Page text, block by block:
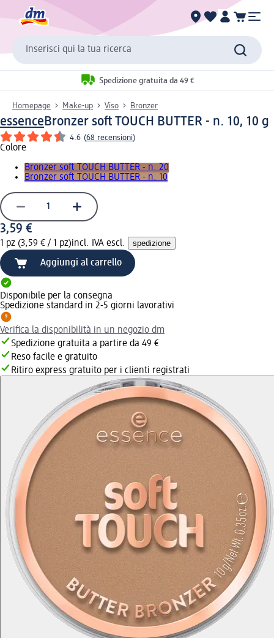
Inserisci qui la tua ricerca
Spedizione gratuita da 49 €
Homepage Make-up Viso Bronzer
essenceBronzer soft TOUCH BUTTER - n. 10, 10 g
4.6 (68 recensioni)
Colore
Bronzer soft TOUCH BUTTER - n. 20
Bronzer soft TOUCH BUTTER - n. 10
3,59 €
1 pz (3,59 € / 1 pz)incl. IVA escl. spedizione
Aggiungi al carrello
Disponibile per la consegna
Spedizione standard in 2-5 giorni lavorativi
Verifica la disponibilità in un negozio dm
Spedizione gratuita a partire da 49 €
Reso facile e gratuito
Ritiro express gratuito per i clienti registrati